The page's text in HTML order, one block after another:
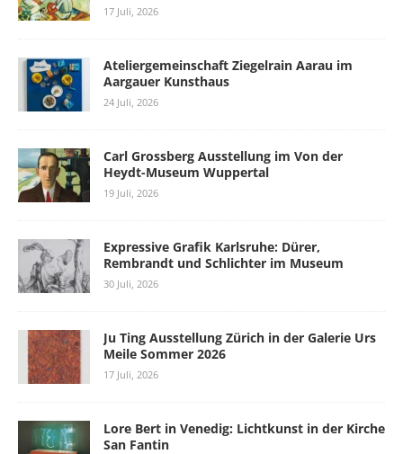
17 Juli, 2026
Ateliergemeinschaft Ziegelrain Aarau im
Aargauer Kunsthaus
24 Juli, 2026
Carl Grossberg Ausstellung im Von der
Heydt-Museum Wuppertal
19 Juli, 2026
Expressive Grafik Karlsruhe: Dürer,
Rembrandt und Schlichter im Museum
30 Juli, 2026
Ju Ting Ausstellung Zürich in der Galerie Urs
Meile Sommer 2026
17 Juli, 2026
Lore Bert in Venedig: Lichtkunst in der Kirche
San Fantin